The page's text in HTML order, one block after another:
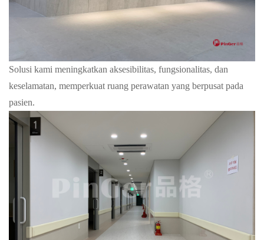
Solusi kami meningkatkan aksesibilitas, fungsionalitas, dan
keselamatan, memperkuat ruang perawatan yang berpusat pada
pasien.